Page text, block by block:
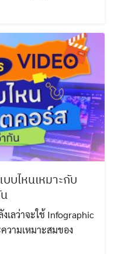
บไหนเหมาะกับ
เลว่าจะใช้ Infographic
วามเหมาะสมของ